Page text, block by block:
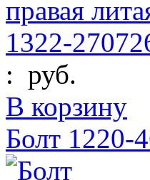
: руб.
В корзину
Болт 1220-